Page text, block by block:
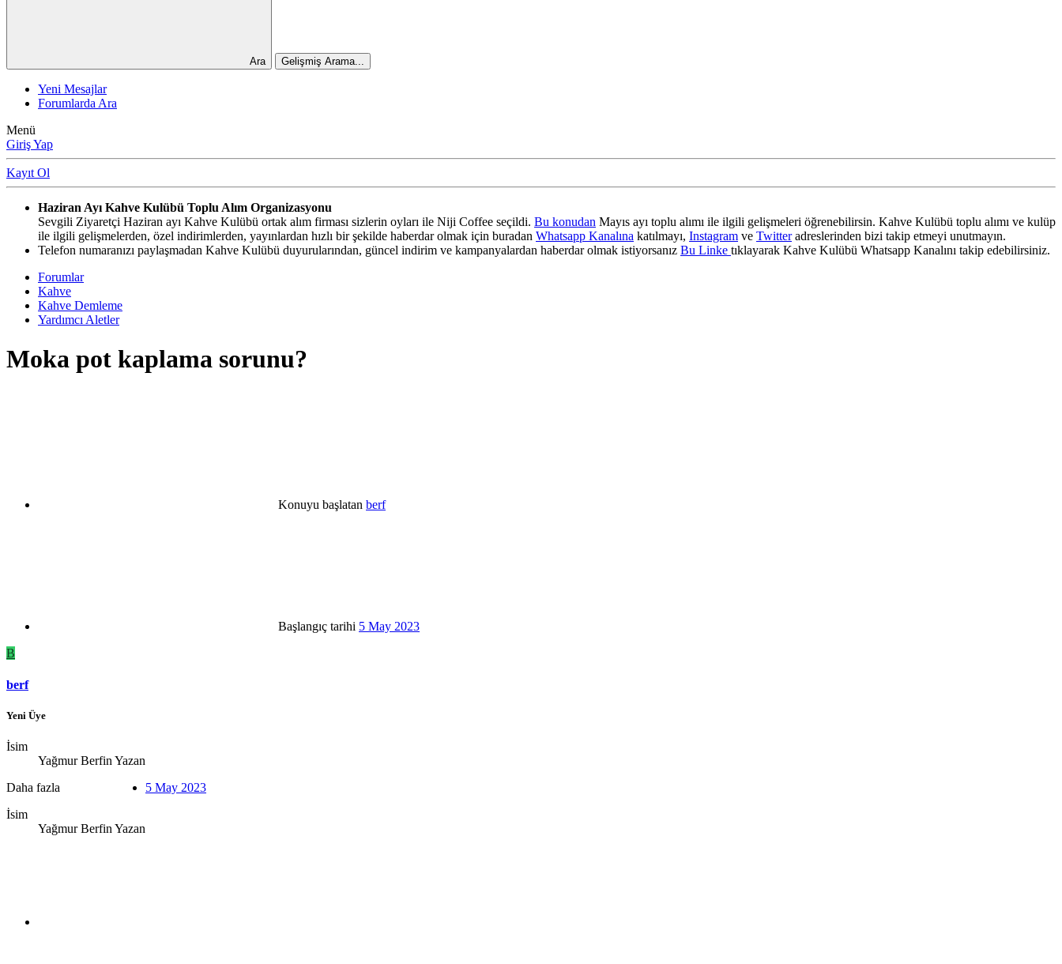
Ara Gelişmiş Arama...
Yeni Mesajlar
Forumlarda Ara
Menü
Giriş Yap
Kayıt Ol
Haziran Ayı Kahve Kulübü Toplu Alım Organizasyonu
Sevgili Ziyaretçi Haziran ayı Kahve Kulübü ortak alım firması sizlerin oyları ile Niji Coffee seçildi. Bu konudan Mayıs ayı toplu alımı ile ilgili gelişmeleri öğrenebilirsin. Kahve Kulübü toplu alımı ve kulüp
ile ilgili gelişmelerden, özel indirimlerden, yayınlardan hızlı bir şekilde haberdar olmak için buradan Whatsapp Kanalına katılmayı, Instagram ve Twitteradreslerinden bizi takip etmeyi unutmayın.
Telefon numaranızı paylaşmadan Kahve Kulübü duyurularından, güncel indirim ve kampanyalardan haberdar olmak istiyorsanız Bu Linke tıklayarak Kahve Kulübü Whatsapp Kanalını takip edebilirsiniz.
Forumlar
Kahve
Kahve Demleme
Yardımcı Aletler
Moka pot kaplama sorunu?
Konuyu başlatan berf
Başlangıç tarihi 5 May 2023
B
berf
Yeni Üye
İsim
Yağmur Berfin Yazan
Daha fazla
İsim
Yağmur Berfin Yazan
5 May 2023